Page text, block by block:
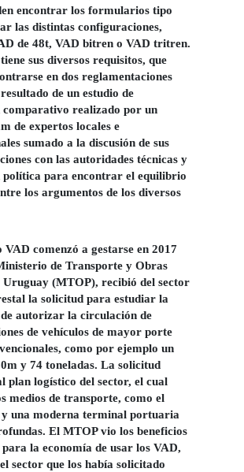
encontrar los formularios tipo
las distintas configuraciones,
de 48t, VAD bitren o VAD tritren.
sus diversos requisitos, que
en dos reglamentaciones
de un estudio de
realizado por un
de expertos locales e
sumado a la discusión de sus
con las autoridades técnicas y
política para encontrar el equilibrio
los argumentos de los diversos
comenzó a gestarse en 2017
de Transporte y Obras
Uruguay (MTOP), recibió del sector
la solicitud para estudiar la
autorizar la circulación de
de vehículos de mayor porte
como por ejemplo un
y 74 toneladas. La solicitud
plan logístico del sector, el cual
medios de transporte, como el
una moderna terminal portuaria
El MTOP vio los beneficios
para la economía de usar los VAD,
sector que los había solicitado